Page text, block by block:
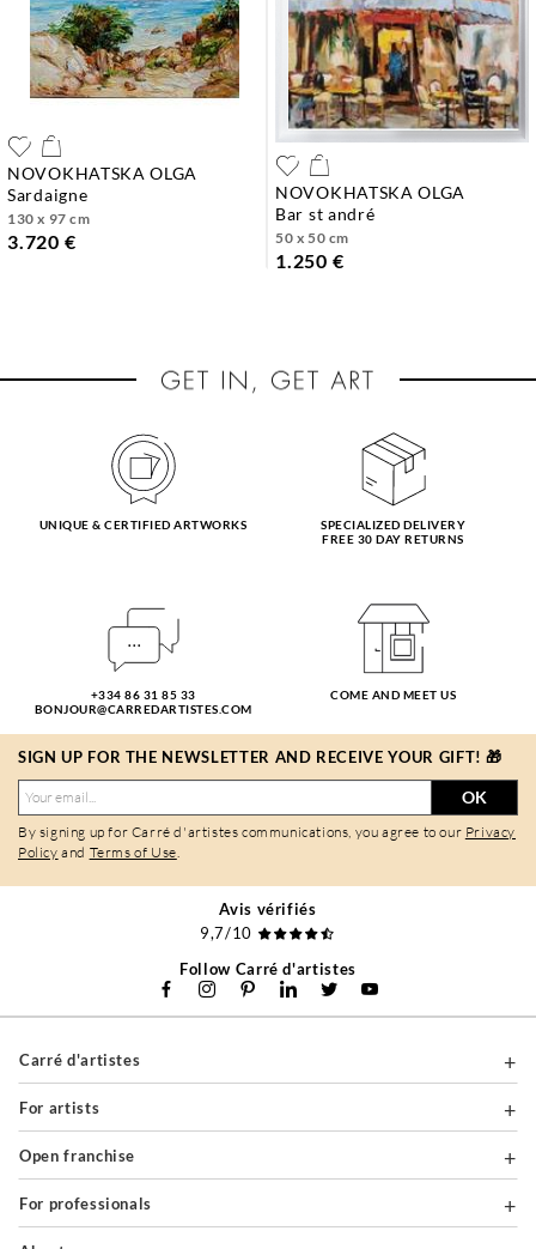
NOVOKHATSKA OLGA
sardaigne
130 x 97 cm
3.720 €
NOVOKHATSKA OLGA
bar st andré
50 x 50 cm
1.250 €
UNIQUE & CERTIFIED ARTWORKS
SPECIALIZED DELIVERY
FREE 30 DAY RETURNS
+334 86 31 85 33
BONJOUR@CARREDARTISTES.COM
COME AND MEET US
SIGN UP FOR THE NEWSLETTER AND RECEIVE YOUR GIFT! 🎁
OK
By signing up for Carré d'artistes communications, you agree to our Privacy
Policy and Terms of Use
Avis vérifiés
9,7/10
Follow Carré d'artistes
Carré d'artistes
For artists
Open franchise
For professionals